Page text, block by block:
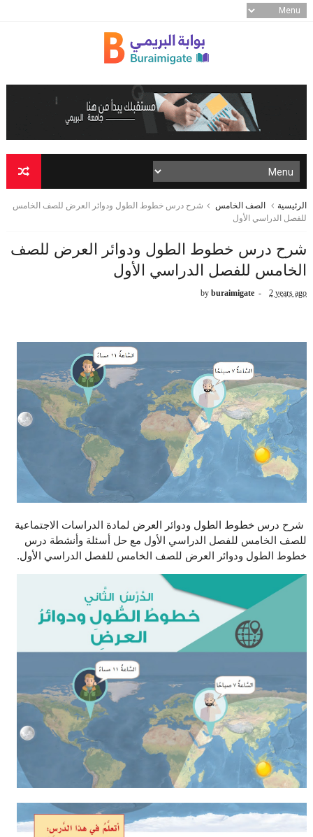
الرئيسية الصف الخامس
شرح درس خطوط الطول ودوائر العرض للصف الخامس
للفصل الدراسي الأول
شرح درس خطوط الطول ودوائر العرض للصف
الخامس للفصل الدراسي الأول
byburaimigate 2 years ago
شرح درس خطوط الطول ودوائر العرض لمادة الدراسات الاجتماعية
للصف الخامس للفصل الدراسي الأول مع حل أسئلة وأنشطة درس
خطوط الطول ودوائر العرض للصف الخامس للفصل الدراسي الأول.